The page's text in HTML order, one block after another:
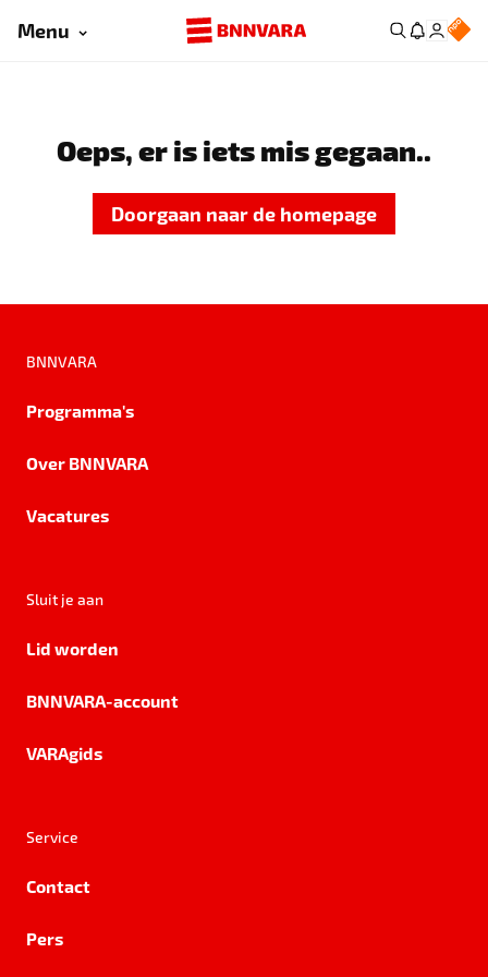
Menu
Oeps, er is iets mis gegaan..
Doorgaan naar de homepage
BNNVARA
Programma's
Over BNNVARA
Vacatures
Sluit je aan
Lid worden
BNNVARA-account
VARAgids
Service
Contact
Pers